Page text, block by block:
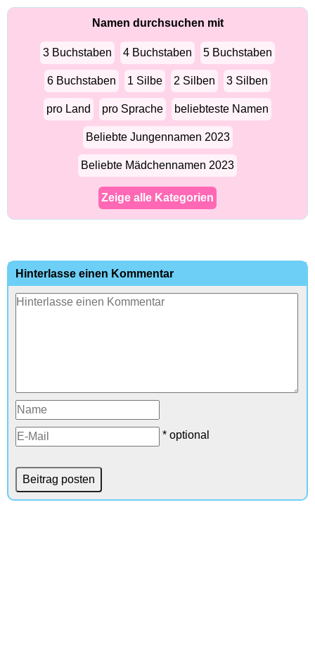
Namen durchsuchen mit
3 Buchstaben 4 Buchstaben 5 Buchstaben
6 Buchstaben 1 Silbe 2 Silben 3 Silben
pro Land pro Sprache beliebteste Namen
Beliebte Jungennamen 2023
Beliebte Mädchennamen 2023
Zeige alle Kategorien
Hinterlasse einen Kommentar
* optional